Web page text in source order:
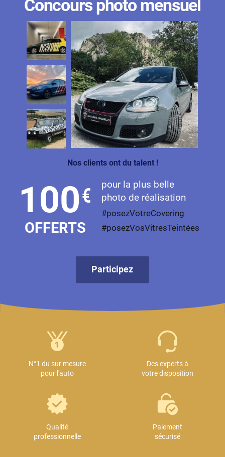
Concours photo mensuel
Nos clients ont du talent !
100€
OFFERTS
pour la plus belle
photo de réalisation
#posezVotreCovering
#posezVosVitresTeintées
Participez
N°1 du sur mesure
pour l'auto
Des experts à
votre disposition
Qualité
professionnelle
Paiement
sécurisé